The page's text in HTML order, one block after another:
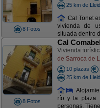
8 Fotos
25 km de
Cal Tonet
vivienda de
situada dentro
8 Fotos
Cal
Vivienda
de Sarroca de
10 plazas
25 km de
río y la plaza.
personas.